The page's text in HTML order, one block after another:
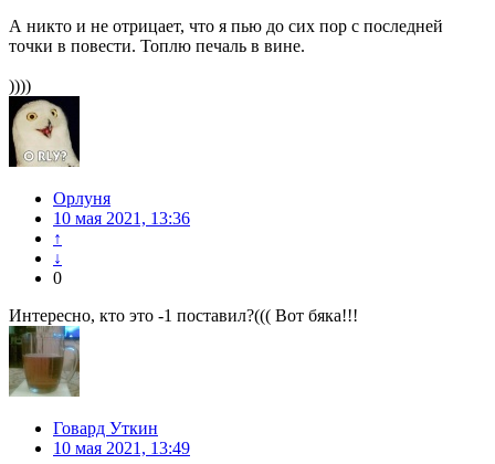
А никто и не отрицает, что я пью до сих пор с последней
точки в повести. Топлю печаль в вине.
))))
Орлуня
10 мая 2021, 13:36
↑
↓
0
Интересно, кто это -1 поставил?((( Вот бяка!!!
Говард Уткин
10 мая 2021, 13:49